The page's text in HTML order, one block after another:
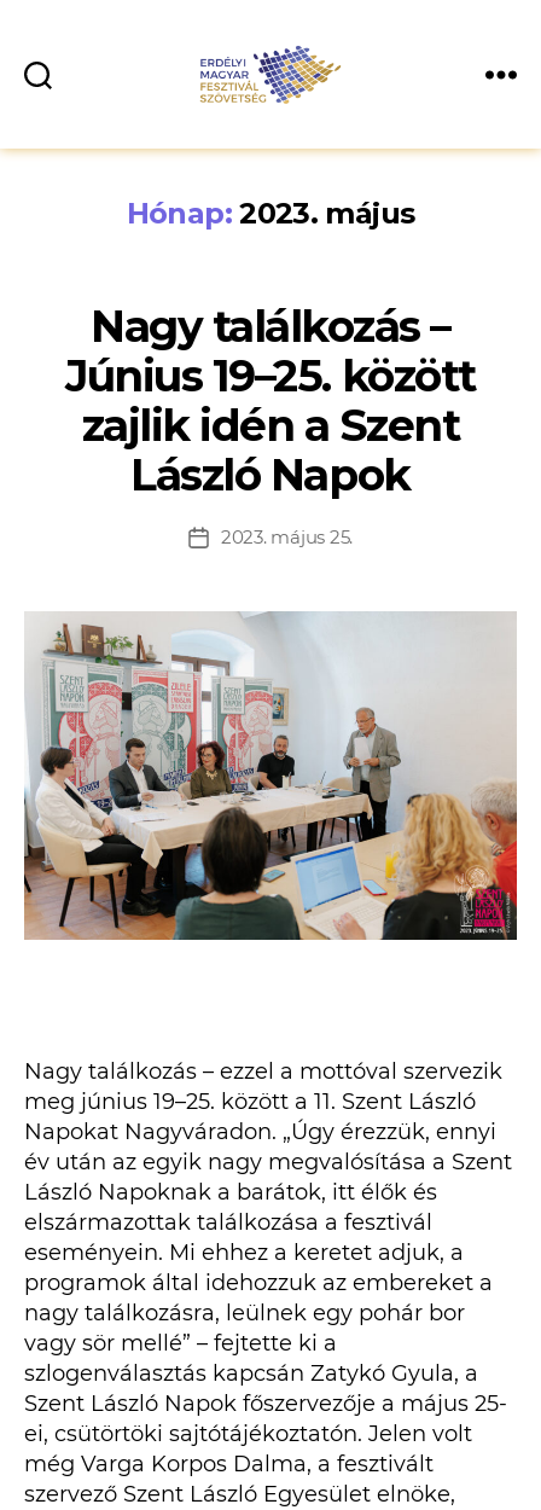
Hónap: 2023. május
Nagy találkozás –
Június 19–25. között
zajlik idén a Szent
László Napok
2023. május 25.
Nagy találkozás – ezzel a mottóval szervezik
meg június 19–25. között a 11. Szent László
Napokat Nagyváradon. „Úgy érezzük, ennyi
év után az egyik nagy megvalósítása a Szent
László Napoknak a barátok, itt élők és
elszármazottak találkozása a fesztivál
eseményein. Mi ehhez a keretet adjuk, a
programok által idehozzuk az embereket a
nagy találkozásra, leülnek egy pohár bor
vagy sör mellé” – fejtette ki a
szlogenválasztás kapcsán Zatykó Gyula, a
Szent László Napok főszervezője a május 25-
ei, csütörtöki sajtótájékoztatón. Jelen volt
még Varga Korpos Dalma, a fesztivált
szervező Szent László Egyesület elnöke,